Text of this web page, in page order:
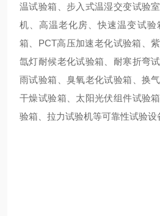
温试验箱、步入式温湿交变试验
机、高温老化房、快速温变试验
箱、PCT高压加速老化试验箱、
氙灯耐候老化试验箱、耐寒折弯
雨试验箱、臭氧老化试验箱、换
干燥试验箱、太阳光伏组件试验
验箱、拉力试验机等可靠性试验设